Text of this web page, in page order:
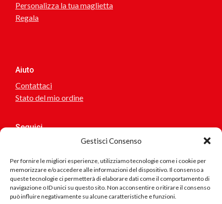
Gestisci Consenso
Per fornire le migliori esperienze, utilizziamo tecnologie come i cookie per
memorizzare e/o accedere alle informazioni del dispositivo. Il consenso a
queste tecnologie ci permetterà di elaborare dati come il comportamento di
navigazione o ID unici su questo sito. Non acconsentire o ritirare il consenso
può influire negativamente su alcune caratteristiche e funzioni.
Personalizza la tua maglietta
Regala
Aiuto
Contattaci
Stato del mio ordine
Seguici
Sei interessato a collaborare o suggerirci idee? scrivici!
Se riscontri problemi nel sito, errore nei testi, collegamenti